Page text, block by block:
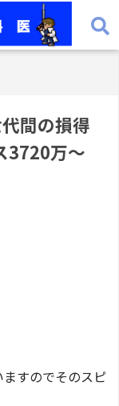
間の損得
3720万〜
すのでそのスピ